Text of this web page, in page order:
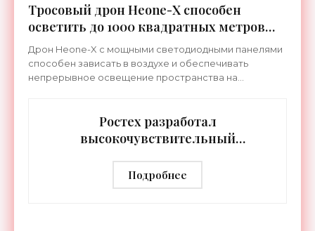
Тросовый дрон Heone-X способен
осветить до 1000 квадратных метров
земли - «Беспилотники»
Дрон Heone-X с мощными светодиодными панелями
способен зависать в воздухе и обеспечивать
непрерывное освещение пространства на
Ростех разработал
высокочувствительный
дальностью распознавания до 2 км
- «Гаджеты»
Подробнее